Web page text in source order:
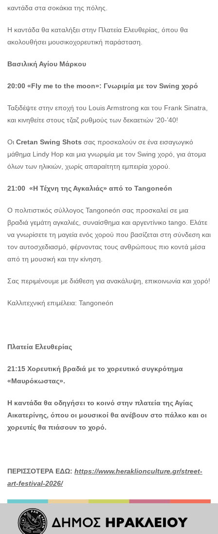
καντάδα στα σοκάκια της πόλης.
Η καντάδα θα καταλήξει στην Πλατεία Ελευθερίας, όπου θα
ακολουθήσει μουσικοχορευτική παράσταση.
Βασιλική Αγίου Μάρκου
20:00 «Fly me to the moon»: Γνωριμία με τον Swing χορό
Ταξιδέψτε στην εποχή του Louis Armstrong και του Frank Sinatra,
και κινηθείτε στους τζαζ ρυθμούς των δεκαετιών ’20-’40!
Οι Cretan Swing Shots σας προσκαλούν σε ένα εισαγωγικό
μάθημα Lindy Hop και μια γνωριμία με τον Swing χορό, για άτομα
όλων των ηλικιών, χωρίς απαραίτητη εμπειρία χορού.
21:00 «Η Τέχνη της Αγκαλιάς» από το Tangoneón
Ο πολιτιστικός σύλλογος Tangoneón σας προσκαλεί σε μια
βραδιά γεμάτη αγκαλιές, συναίσθημα και αργεντίνικο tango. Ελάτε
να γνωρίσετε τη μαγεία ενός χορού που βασίζεται στη σύνδεση και
τον αυτοσχεδιασμό, φέρνοντας τους ανθρώπους πιο κοντά μέσα
από τη μουσική και την κίνηση.
Σας περιμένουμε με διάθεση για ανακάλυψη, επικοινωνία και χορό!
Καλλιτεχνική επιμέλεια: Tangoneón
Πλατεία Ελευθερίας
21:15 Χορευτική βραδιά με το χορευτικό συγκρότημα
«Μαυρόκωστας».
Η καντάδα θα οδηγήσει το κοινό στην πλατεία της Αγίας
Αικατερίνης, όπου οι μουσικοί θα ανέβουν στο πάλκο και οι
χορευτές θα πιάσουν το χορό.
ΠΕΡΙΣΣΟΤΕΡΑ ΕΔΩ: https://www.heraklionculture.gr/street-
art-festival-2026/